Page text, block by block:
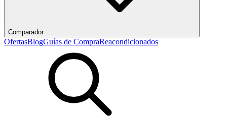
Comparador
OfertasBlogGuías de CompraReacondicionados